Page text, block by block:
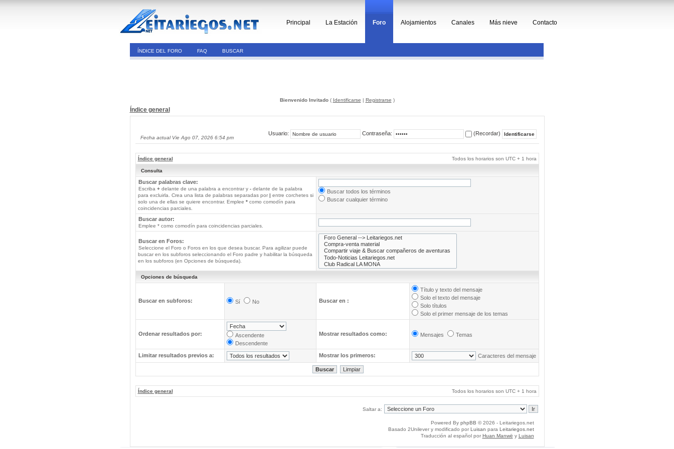
Principal La Estación Foro Alojamientos Canales Más nieve Contacto
ÍNDICE DEL FORO FAQ BUSCAR
Bienvenido Invitado( Identificarse | Registrarse )
Índice general
Fecha actual Vie Ago 07, 2026 6:54 pm
Usuario: Contraseña: (Recordar)
Índice general Todos los horarios son UTC + 1 hora
Consulta
Buscar palabras clave:
Escriba +delante de una palabra a encontrar y -delante de la palabra
para excluirla. Crea una lista de palabras separadas por | entre corchetes si
solo una de ellas se quiere encontrar. Emplee *como comodín para
coincidencias parciales.
Buscar todos los términos
Buscar cualquier término
Buscar autor:
Emplee * como comodín para coincidencias parciales.
Buscar en Foros:
Seleccione el Foro o Foros en los que desea buscar. Para agilizar puede
buscar en los subforos seleccionando el Foro padre y habilitar la búsqueda
en los subforos (en Opciones de búsqueda).
Opciones de búsqueda
Buscar en subforos: Sí No Buscar en :
Título y texto del mensaje
Solo el texto del mensaje
Solo títulos
Solo el primer mensaje de los temas
Ordenar resultados por:
Ascendente
Descendente
Mostrar resultados como: Mensajes Temas
Limitar resultados previos a: Mostrar los primeros: Caracteres del mensaje
Índice general Todos los horarios son UTC + 1 hora
Saltar a:
Powered By phpBB © 2026 - Leitariegos.net
Basado 2Unilever y modificado por Luisan para Leitariegos.net
Traducción al español por Huan Manwë y Luisan